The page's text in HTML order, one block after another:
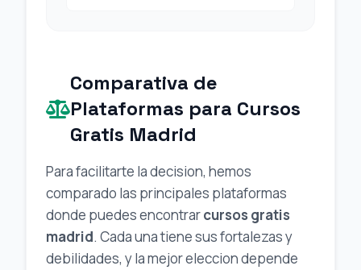
Comparativa de
Plataformas para Cursos
Gratis Madrid
Para facilitarte la decision, hemos
comparado las principales plataformas
donde puedes encontrarcursos gratis
madrid. Cada una tiene sus fortalezas y
debilidades, y la mejor eleccion depende